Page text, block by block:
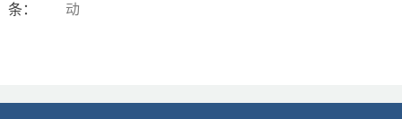
条：
动